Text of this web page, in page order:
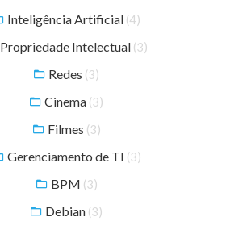
Inteligência Artificial (4)
Propriedade Intelectual (3)
Redes (3)
Cinema (3)
Filmes (3)
Gerenciamento de TI (3)
BPM (3)
Debian (3)